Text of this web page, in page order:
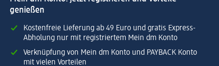
genießen
Kostenfreie Lieferung ab 49 Euro und gratis Express-
Abholung nur mit registriertem Mein dm Konto
Verknüpfung von Mein dm Konto und PAYBACK Konto
mit vielen Vorteilen